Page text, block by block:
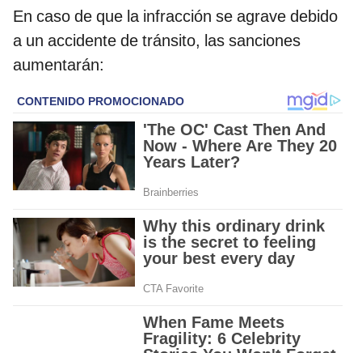
En caso de que la infracción se agrave debido
a un accidente de tránsito, las sanciones
aumentarán: